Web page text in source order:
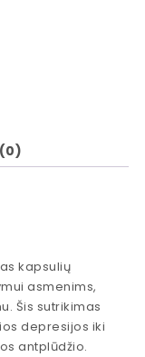
kapsulių
asmenims,
Šis sutrikimas
depresijos iki
antplūdžio.